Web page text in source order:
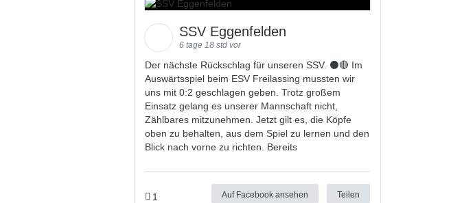
SSV Eggenfelden
6 tage 18 std vor
Der nächste Rückschlag für unseren SSV. ⚫🔴 Im
Auswärtsspiel beim ESV Freilassing mussten wir
uns mit 0:2 geschlagen geben. Trotz großem
Einsatz gelang es unserer Mannschaft nicht,
Zählbares mitzunehmen. Jetzt gilt es, die Köpfe
oben zu behalten, aus dem Spiel zu lernen und den
Blick nach vorne zu richten. Bereits
1 Auf Facebook ansehen Teilen